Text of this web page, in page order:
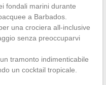
fondali marini durante
a Barbados.
una crociera all-inclusive
senza preoccuparvi
tramonto indimenticabile
un cocktail tropicale.